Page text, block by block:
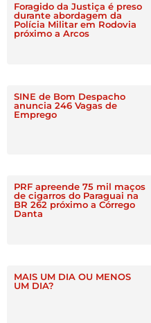
Foragido da Justiça é preso
durante abordagem da
Polícia Militar em Rodovia
próximo a Arcos
SINE de Bom Despacho
anuncia 246 Vagas de
Emprego
PRF apreende 75 mil maços
de cigarros do Paraguai na
BR 262 próximo a Córrego
Danta
MAIS UM DIA OU MENOS
UM DIA?